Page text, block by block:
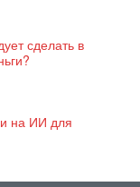
сделать в
на ИИ для